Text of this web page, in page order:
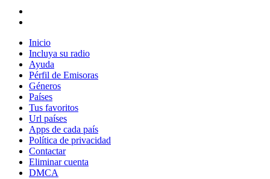
Inicio
Incluya su radio
Ayuda
Pérfil de Emisoras
Géneros
Países
Tus favoritos
Url países
Apps de cada país
Política de privacidad
Contactar
Eliminar cuenta
DMCA